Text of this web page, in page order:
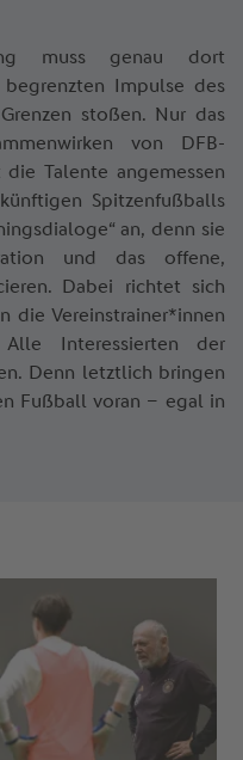
muss genau dort
Impulse des
stoßen. Nur das
von DFB-
Talente angemessen
Spitzenfußballs
an, denn sie
und das offene,
Dabei richtet sich
die Vereinstrainer*innen
Alle Interessierten der
Denn letztlich bringen
Fußball voran – egal in